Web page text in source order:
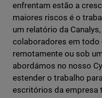
enfrentam estão a
maiores riscos é o
um relatório da
colaboradores em todo
remotamente ou sob
abordámos no nosso
estender o trabalho
escritórios da empresa